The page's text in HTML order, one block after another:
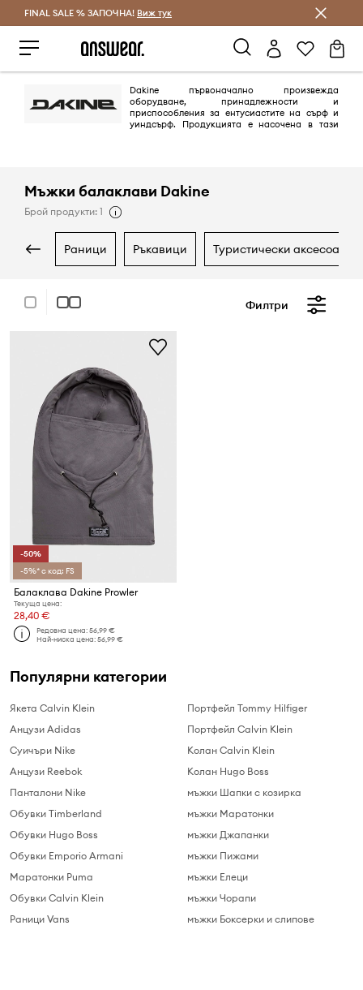
Спестявай с Answear Club
FINAL SALE % ЗАПОЧНА! Виж тук
Dakine първоначално произвежда
оборудване, принадлежности и
приспособления за ентусиастите на сърф и
уиндсърф. Продукцията е насочена в тази
Мъжки балаклави Dakine
Брой продукти: 1
раници ръкавици туристически аксесоари
Филтри
-50%
-5%* с код: FS
Балаклава Dakine Prowler
Текуща цена:
28,40 €
Редовна цена:56,99 €
Най-ниска цена:56,99 €
Популярни категории
Якета Calvin Klein
Анцузи Adidas
Суичъри Nike
Анцузи Reebok
Панталони Nike
Обувки Timberland
Обувки Hugo Boss
Обувки Emporio Armani
Маратонки Puma
Обувки Calvin Klein
Раници Vans
Портфейл Tommy Hilfiger
Портфейл Calvin Klein
Колан Calvin Klein
Колан Hugo Boss
мъжки Шапки с козирка
мъжки Маратонки
мъжки Джапанки
мъжки Пижами
мъжки Елеци
мъжки Чорапи
мъжки Боксерки и слипове